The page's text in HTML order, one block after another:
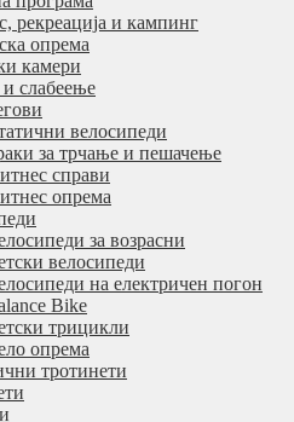
рекреација и кампинг
опрема
камери
слабеење
велосипеди
за трчање и пешачење
справи
опрема
за возрасни
велосипеди
на електричен погон
Bike
трицикли
опрема
тротинети